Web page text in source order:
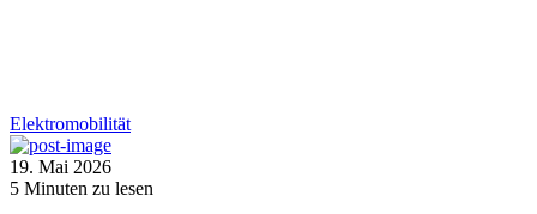
Elektromobilität
19. Mai 2026
5 Minuten zu lesen